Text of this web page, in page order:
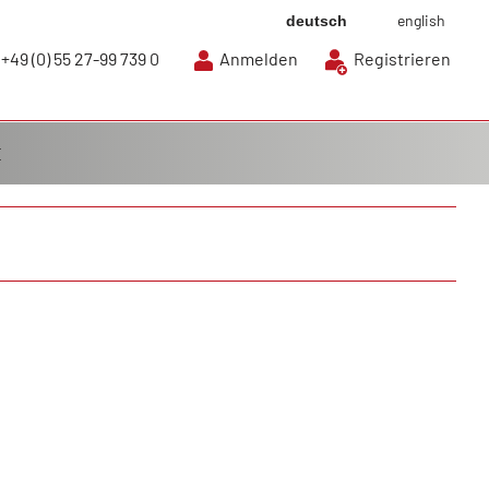
deutsch english
+49 (0) 55 27-99 739 0 Anmelden Registrieren